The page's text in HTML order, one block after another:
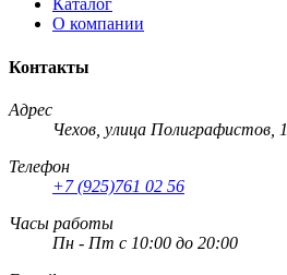
Каталог
О компании
Контакты
Адрес
Чехов, улица Полиграфистов, 1
Телефон
+7 (925)761 02 56
Часы работы
Пн - Пт с 10:00 до 20:00